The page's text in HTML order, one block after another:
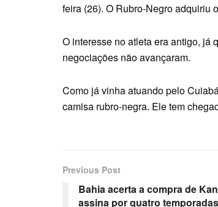
feira (26). O Rubro-Negro adquiriu
O interesse no atleta era antigo, já
negociações não avançaram.
Como já vinha atuando pelo
camisa rubro-negra. Ele tem
Previous Post
Bahia acerta a compra de
assina por quatro temporadas